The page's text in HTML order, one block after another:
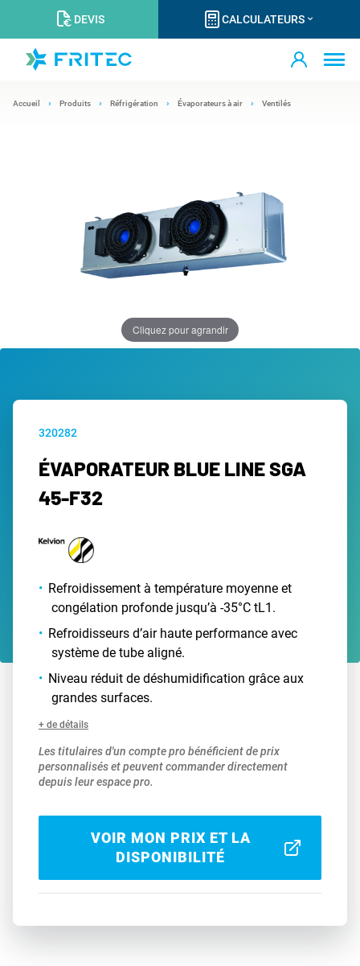
DEVIS CALCULATEURS
Accueil Produits Réfrigération Évaporateurs à air Ventilés
Cliquez pour agrandir
320282
ÉVAPORATEUR BLUE LINE SGA
45-F32
Refroidissement à température moyenne et
congélation profonde jusqu’à -35°C tL1.
Refroidisseurs d’air haute performance avec
système de tube aligné.
Niveau réduit de déshumidification grâce aux
grandes surfaces.
+ de détails
Les titulaires d'un compte pro bénéficient de prix
personnalisés et peuvent commander directement
depuis leur espace pro.
VOIR MON PRIX ET LA
DISPONIBILITÉ